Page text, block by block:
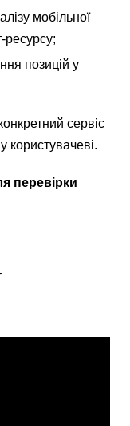
мобільної
ресурсу;
позицій у
сервіс
користувачеві.
перевірки